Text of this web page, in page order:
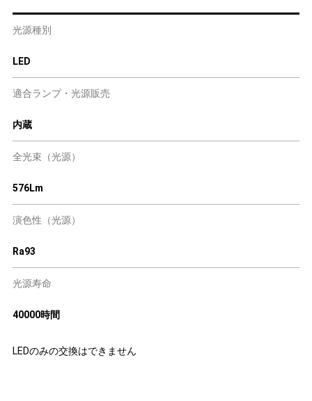
光源種別
LED
適合ランプ・光源販売
内蔵
全光束（光源）
576Lm
演色性（光源）
Ra93
光源寿命
40000時間
LEDのみの交換はできません